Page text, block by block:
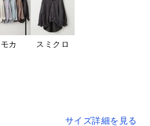
モカ スミクロ
サイズ詳細を見る